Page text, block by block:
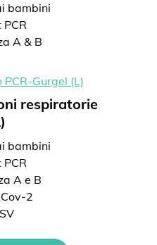
bambini
A & B
respiratorie
bambini
A e B
2